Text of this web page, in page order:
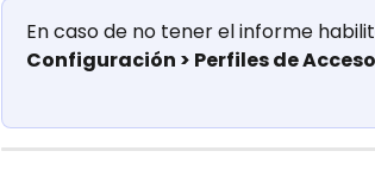
En caso de no tener el informe
Configuración > Perfiles de